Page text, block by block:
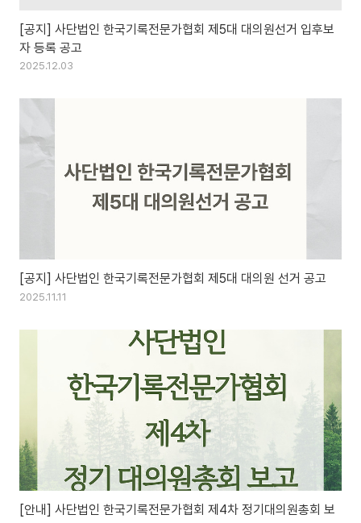
[공지] 사단법인 한국기록전문가협회 제5대 대의원선거 입후보
자 등록 공고
2025.12.03
[공지] 사단법인 한국기록전문가협회 제5대 대의원 선거 공고
2025.11.11
[안내] 사단법인 한국기록전문가협회 제4차 정기대의원총회 보